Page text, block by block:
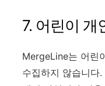
7. 어린이 개
MergeLine는 어린
수집하지 않습니다